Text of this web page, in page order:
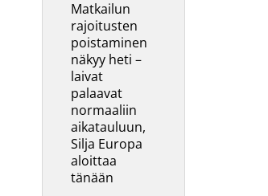
Matkailun
rajoitusten
poistaminen
näkyy heti –
laivat
palaavat
normaaliin
aikatauluun,
Silja Europa
aloittaa
tänään